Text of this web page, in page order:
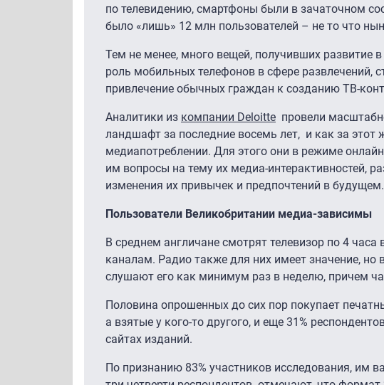
по телевидению, смартфоны были в зачаточном
было «лишь» 12 млн пользователей – не то что
Тем не менее, много вещей, получивших развитие
роль мобильных телефонов в сфере развлечений,
привлечение обычных граждан к созданию ТВ-
Аналитики из компании Deloitte провели
ландшафт за последние восемь лет, и как за
медиапотреблении. Для этого они в режиме
им вопросы на тему их медиа-интерактивностей,
изменения их привычек и предпочтений в
Пользователи Великобритании медиа-зависимы
В среднем англичане смотрят телевизор по 4
каналам. Радио также для них имеет значение,
слушают его как минимум раз в неделю, причем
Половина опрошенных до сих пор покупает
а взятые у кого-то другого, и еще 31%
сайтах изданий.
По признанию 83% участников исследования, им